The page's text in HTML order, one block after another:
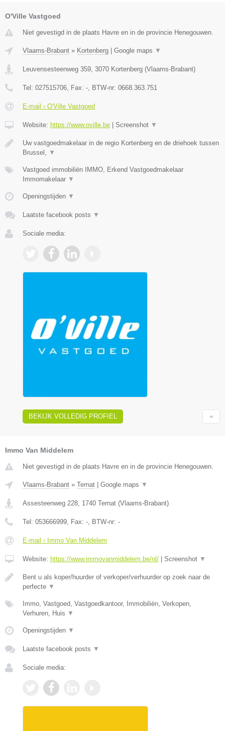
O'Ville Vastgoed
Niet gevestigd in de plaats Havre en in de provincie Henegouwen.
Vlaams-Brabant » Kortenberg Google maps ▼
Leuvensesteenweg 359, 3070 Kortenberg (Vlaams-Brabant)
Tel: 027515706, Fax: -, BTW-nr: 0668.363.751
E-mail › O'Ville Vastgoed
Website: https://www.oville.be Screenshot ▼
Uw vastgoedmakelaar in de regio Kortenberg en de driehoek tussen
Brussel, ▼
Vastgoed immobiliën IMMO, Erkend Vastgoedmakelaar
Immomakelaar ▼
Openingstijden ▼
Laatste facebook posts ▼
Sociale media:
BEKIJK VOLLEDIG PROFIEL
Immo Van Middelem
Niet gevestigd in de plaats Havre en in de provincie Henegouwen.
Vlaams-Brabant » Ternat Google maps ▼
Assesteenweg 228 1740 Ternat (Vlaams-Brabant)
Tel: 053666999 , Fax: - , BTW-nr: -
E-mail › Immo Van Middelem
Website: https://www.immovanmiddelem.be/nl/ Screenshot ▼
Bent u als koper/huurder of verkoper/verhuurder op zoek naar de
perfecte ▼
Immo, Vastgoed, Vastgoedkantoor, Immobiliën, Verkopen,
Verhuren, Huis ▼
Openingstijden ▼
Laatste facebook posts ▼
Sociale media: